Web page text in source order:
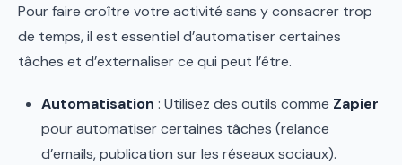
Pour faire croître votre activité sans y consacrer trop
de temps, il est essentiel d’automatiser certaines
tâches et d’externaliser ce qui peut l’être.
Automatisation : Utilisez des outils comme Zapier
pour automatiser certaines tâches (relance
d’emails, publication sur les réseaux sociaux).